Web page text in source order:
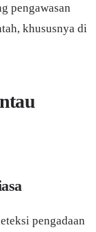
pengawasan
khususnya di
pengadaan